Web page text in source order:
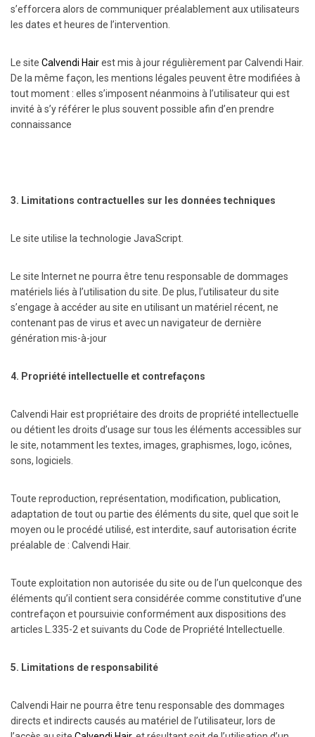
s’efforcera alors de communiquer préalablement aux utilisateurs
les dates et heures de l’intervention.
Le site Calvendi Hairest mis à jour régulièrement par Calvendi Hair.
De la même façon, les mentions légales peuvent être modifiées à
tout moment : elles s’imposent néanmoins à l’utilisateur qui est
invité à s’y référer le plus souvent possible afin d’en prendre
connaissance
3. Limitations contractuelles sur les données techniques
Le site utilise la technologie JavaScript.
Le site Internet ne pourra être tenu responsable de dommages
matériels liés à l’utilisation du site. De plus, l’utilisateur du site
s’engage à accéder au site en utilisant un matériel récent, ne
contenant pas de virus et avec un navigateur de dernière
génération mis-à-jour
4. Propriété intellectuelle et contrefaçons
Calvendi Hair est propriétaire des droits de propriété intellectuelle
ou détient les droits d’usage sur tous les éléments accessibles sur
le site, notamment les textes, images, graphismes, logo, icônes,
sons, logiciels.
Toute reproduction, représentation, modification, publication,
adaptation de tout ou partie des éléments du site, quel que soit le
moyen ou le procédé utilisé, est interdite, sauf autorisation écrite
préalable de : Calvendi Hair.
Toute exploitation non autorisée du site ou de l’un quelconque des
éléments qu’il contient sera considérée comme constitutive d’une
contrefaçon et poursuivie conformément aux dispositions des
articles L.335-2 et suivants du Code de Propriété Intellectuelle.
5. Limitations de responsabilité
Calvendi Hair ne pourra être tenu responsable des dommages
directs et indirects causés au matériel de l’utilisateur, lors de